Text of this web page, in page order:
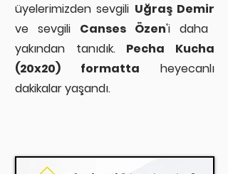
üyelerimizden sevgili Uğraş Demir
ve sevgili Canses Özen'i daha
yakından tanıdık. Pecha Kucha
(20x20) formatta heyecanlı
dakikalar yaşandı.